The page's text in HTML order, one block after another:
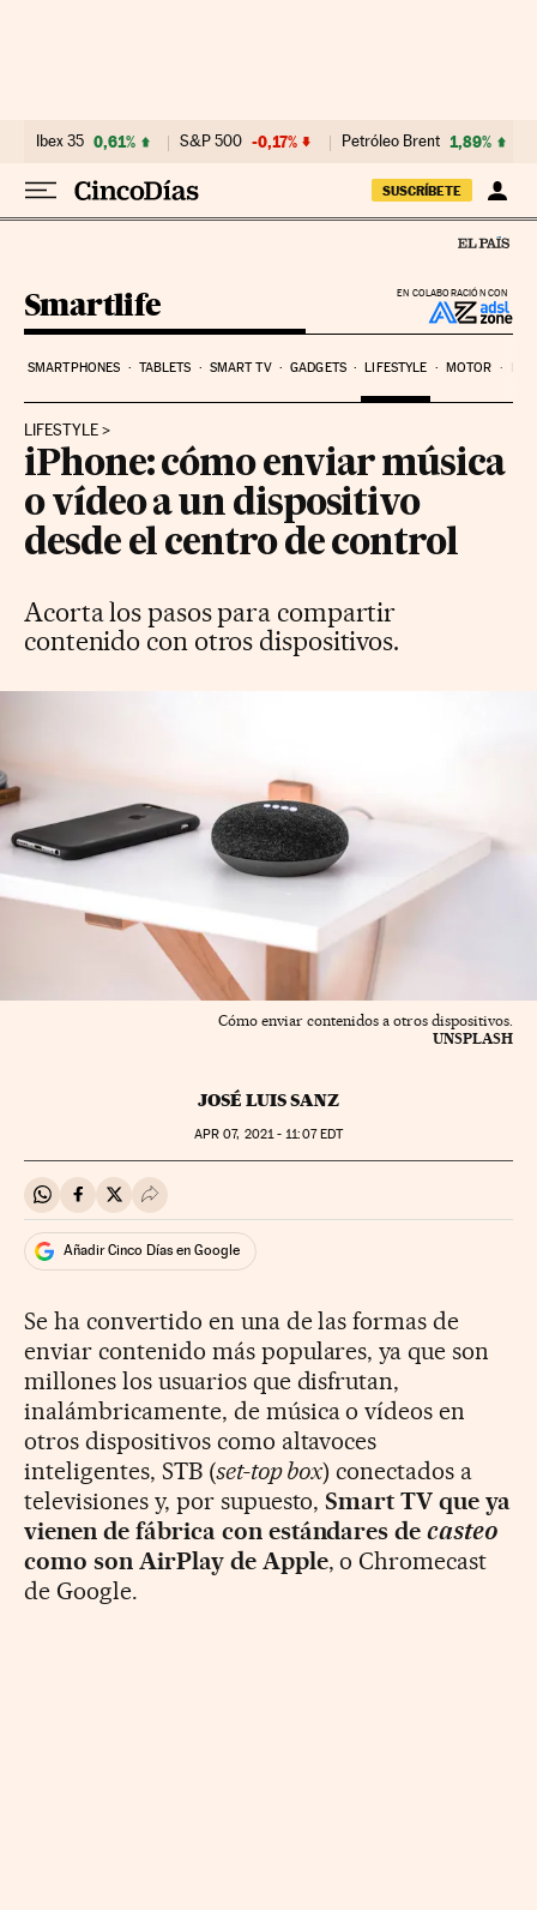
Ibex 35 0,61% S&P 500 -0,17% Petróleo Brent 1,89%
SUSCRÍBETE
EN COLABORACIÓN CON
Smartlife
SMARTPHONES TABLETS SMART TV GADGETS LIFESTYLE MOTOR
LIFESTYLE
iPhone: cómo enviar música
o vídeo a un dispositivo
desde el centro de control
Acorta los pasos para compartir
contenido con otros dispositivos.
Cómo enviar contenidos a otros dispositivos.
UNSPLASH
JOSÉ LUIS SANZ
APR 07, 2021 - 11:07EDT
Compartir en Whatsapp
Compartir en Facebook
Compartir en Twitter
Desplegar Redes Sociales
Añadir Cinco Días en Google
Se ha convertido en una de las formas de
enviar contenido más populares, ya que son
millones los usuarios que disfrutan,
inalámbricamente, de música o vídeos en
otros dispositivos como altavoces
inteligentes, STB (set-top box) conectados a
televisiones y, por supuesto,Smart TV que ya
vienen de fábrica con estándares decasteo
como son AirPlay de Apple, o Chromecast
de Google.